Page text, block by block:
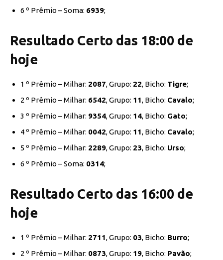
6 º Prêmio – Soma: 6939;
Resultado Certo das 18:00 de
hoje
1 º Prêmio – Milhar: 2087, Grupo: 22, Bicho: Tigre;
2 º Prêmio – Milhar: 6542, Grupo: 11, Bicho: Cavalo;
3 º Prêmio – Milhar: 9354, Grupo: 14, Bicho: Gato;
4 º Prêmio – Milhar: 0042, Grupo: 11, Bicho: Cavalo;
5 º Prêmio – Milhar: 2289, Grupo: 23, Bicho: Urso;
6 º Prêmio – Soma: 0314;
Resultado Certo das 16:00 de
hoje
1 º Prêmio – Milhar: 2711, Grupo: 03, Bicho: Burro;
2 º Prêmio – Milhar: 0873, Grupo: 19, Bicho: Pavão;